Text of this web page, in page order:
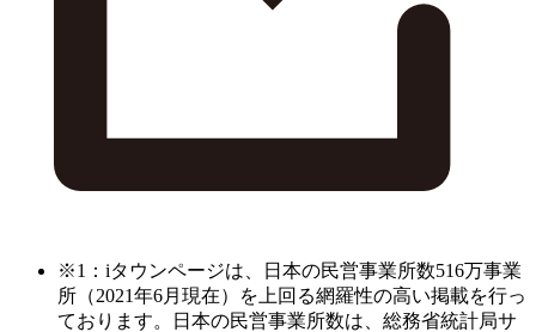
※1：iタウンページは、日本の民営事業所数516万事業
所（2021年6月現在）を上回る網羅性の高い掲載を行っ
ております。日本の民営事業所数は、総務省統計局サ